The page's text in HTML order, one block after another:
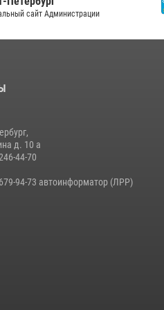
сайт Администрации
д. 10 а
44-70
94-73 автоинформатор (ЛРР)